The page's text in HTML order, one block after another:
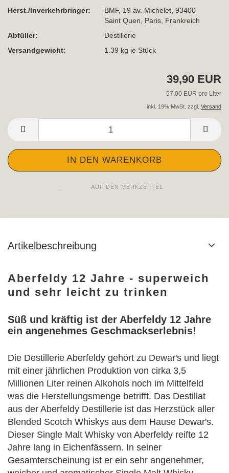
Herst./Inverkehrbringer:
BMF, 19 av. Michelet, 93400
Saint Quen, Paris, Frankreich
Abfüller:
Destillerie
Versandgewicht:
1.39 kg je Stück
39,90 EUR
57,00 EUR pro Liter
inkl. 19% MwSt. zzgl. Versand
AUF DEN MERKZETTEL
Artikelbeschreibung
Aberfeldy 12 Jahre - superweich
und sehr leicht zu trinken
Süß und kräftig ist der Aberfeldy 12 Jahre
ein angenehmes Geschmackserlebnis!
Die Destillerie Aberfeldy gehört zu Dewar's und liegt
mit einer jährlichen Produktion von cirka 3,5
Millionen Liter reinen Alkohols noch im Mittelfeld
was die Herstellungsmenge betrifft. Das Destillat
aus der Aberfeldy Destillerie ist das Herzstück aller
Blended Scotch Whiskys aus dem Hause Dewar's.
Dieser Single Malt Whisky von Aberfeldy reifte 12
Jahre lang in Eichenfässern. In seiner
Gesamterscheinung ist er ein sehr angenehmer,